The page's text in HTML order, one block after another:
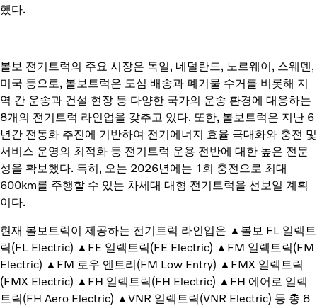
했다.
볼보 전기트럭의 주요 시장은 독일, 네덜란드, 노르웨이, 스웨덴,
미국 등으로, 볼보트럭은 도심 배송과 폐기물 수거를 비롯해 지
역 간 운송과 건설 현장 등 다양한 국가의 운송 환경에 대응하는
8개의 전기트럭 라인업을 갖추고 있다. 또한, 볼보트럭은 지난 6
년간 전동화 추진에 기반하여 전기에너지 효율 극대화와 충전 및
서비스 운영의 최적화 등 전기트럭 운용 전반에 대한 높은 전문
성을 확보했다. 특히, 오는 2026년에는 1회 충전으로 최대
600km를 주행할 수 있는 차세대 대형 전기트럭을 선보일 계획
이다.
현재 볼보트럭이 제공하는 전기트럭 라인업은 ▲볼보 FL 일렉트
릭(FL Electric) ▲FE 일렉트릭(FE Electric) ▲FM 일렉트릭(FM
Electric) ▲FM 로우 엔트리(FM Low Entry) ▲FMX 일렉트릭
(FMX Electric) ▲FH 일렉트릭(FH Electric) ▲FH 에어로 일렉
트릭(FH Aero Electric) ▲VNR 일렉트릭(VNR Electric) 등 총 8